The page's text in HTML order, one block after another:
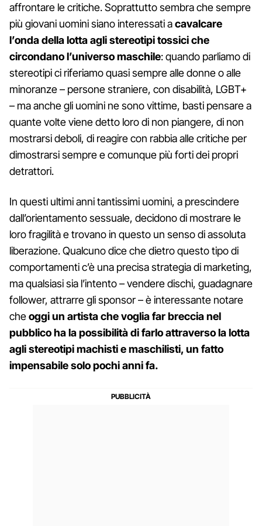
affrontare le critiche. Soprattutto sembra che sempre
più giovani uomini siano interessati acavalcare
l’onda della lotta agli stereotipi tossici che
circondano l’universo maschile: quando parliamo di
stereotipi ci riferiamo quasi sempre alle donne o alle
minoranze – persone straniere, con disabilità, LGBT+
– ma anche gli uomini ne sono vittime, basti pensare a
quante volte viene detto loro di non piangere, di non
mostrarsi deboli, di reagire con rabbia alle critiche per
dimostrarsi sempre e comunque più forti dei propri
detrattori.
In questi ultimi anni tantissimi uomini, a prescindere
dall’orientamento sessuale, decidono di mostrare le
loro fragilità e trovano in questo un senso di assoluta
liberazione. Qualcuno dice che dietro questo tipo di
comportamenti c’è una precisa strategia di marketing,
ma qualsiasi sia l’intento – vendere dischi, guadagnare
follower, attrarre gli sponsor – è interessante notare
cheoggi un artista che voglia far breccia nel
pubblico ha la possibilità di farlo attraverso la lotta
agli stereotipi machisti e maschilisti, un fatto
impensabile solo pochi anni fa.